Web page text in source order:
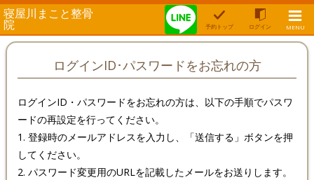
寝屋川まこと整骨
院 予約トップ ログイン MENU
ログインID･パスワードをお忘れの方
ログインID・パスワードをお忘れの方は、以下の手順でパスワ
ードの再設定を行ってください。
1. 登録時のメールアドレスを入力し、「送信する」ボタンを押
してください。
2. パスワード変更用のURLを記載したメールをお送りします。